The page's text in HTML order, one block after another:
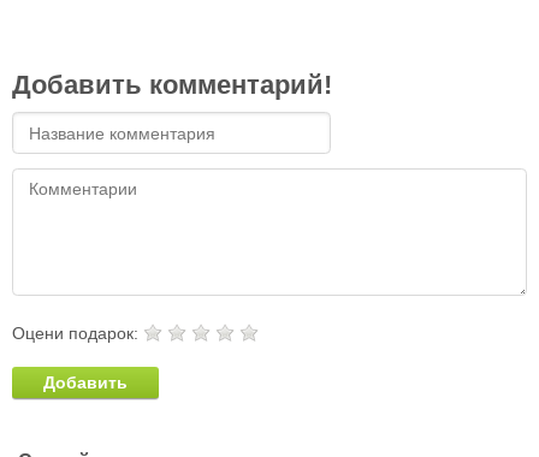
Добавить комментарий!
Оцени подарок:
Добавить